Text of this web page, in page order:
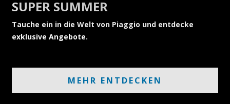
SUPER SUMMER
Tauche ein in die Welt von Piaggio und entdecke
exklusive Angebote.
MEHR ENTDECKEN